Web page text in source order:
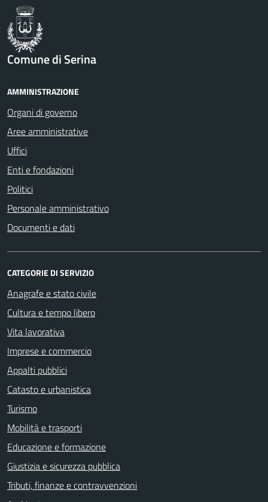
Comune di Serina
AMMINISTRAZIONE
Organi di governo
Aree amministrative
Uffici
Enti e fondazioni
Politici
Personale amministrativo
Documenti e dati
CATEGORIE DI SERVIZIO
Anagrafe e stato civile
Cultura e tempo libero
Vita lavorativa
Imprese e commercio
Appalti pubblici
Catasto e urbanistica
Turismo
Mobilità e trasporti
Educazione e formazione
Giustizia e sicurezza pubblica
Tributi, finanze e contravvenzioni